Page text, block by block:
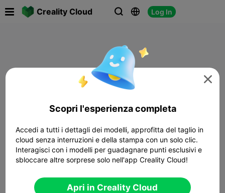
Creality Cloud   Log In

Scopri l'esperienza completa
Accedi a tutti i dettagli dei modelli, approfitta del taglio in
cloud senza interruzioni e della stampa con un solo clic.
Interagisci con i modelli per guadagnare punti esclusivi e
sbloccare altre sorprese solo nell'app Creality Cloud!
Apri in Creality Cloud